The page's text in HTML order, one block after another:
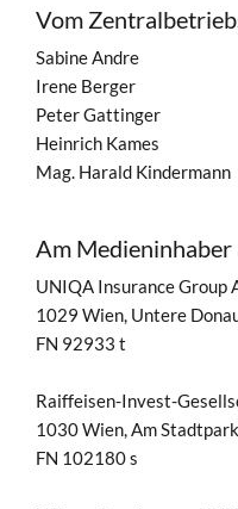
Vom
Sabine Andre
Irene Berger
Peter Gattinger
Heinrich Kames
Mag. Harald Kindermann
Am
UNIQA Insurance Group
1029 Wien, Untere
FN 92933 t
Raiffeisen-Invest-
1030 Wien, Am
FN 102180 s